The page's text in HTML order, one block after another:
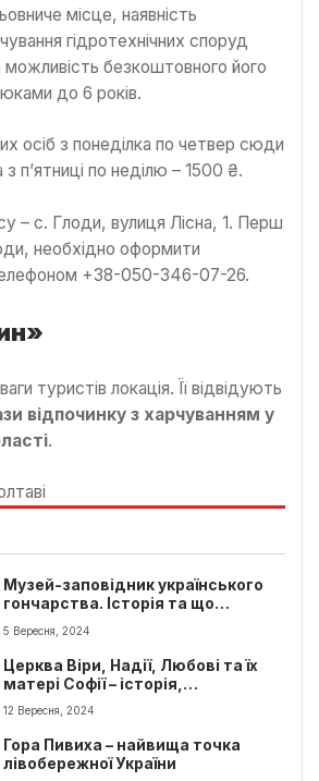
місце, наявність
гідротехнічних споруд
можливість безкоштовного його
до 6 років.
осіб з понеділка по четвер сюди
п’ятниці по неділю – 1500 ₴.
– с. Глоди, вулиця Лісна, 1. Перш
необхідно оформити
+38-050-346-07-26.
туристів локація. Її відвідують
відпочинку з харчуванням у
.
Музей-заповідник українського
гончарства. Історія та що
подивитись
5 Вересня, 2024
Церква Віри, Надії, Любові та їх
матері Софії – історія,
богослужіння
12 Вересня, 2024
Гора Пивиха – найвища точка
лівобережної України